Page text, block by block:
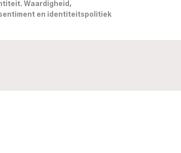
Waardigheid,
en identiteitspolitiek